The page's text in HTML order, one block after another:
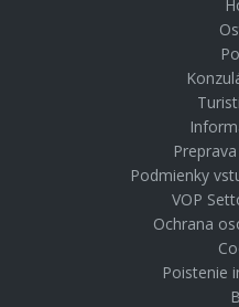
Podmienky
VOP
Ochrana
Poistenie